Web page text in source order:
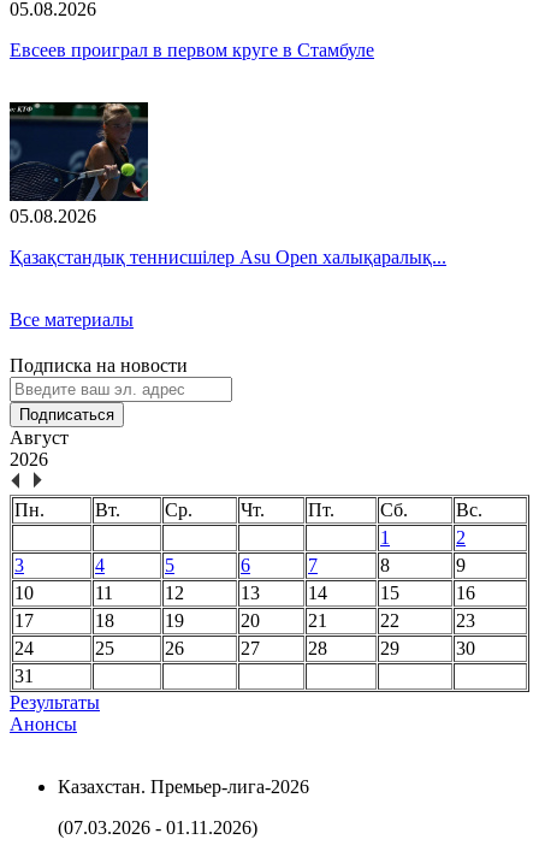
05.08.2026
Евсеев проиграл в первом круге в Стамбуле
05.08.2026
Қазақстандық теннисшілер Asu Open халықаралық...
Все материалы
Подписка на новости
Подписаться
Август
2026
Пн. Вт. Ср. Чт. Пт. Сб.
Вс.
1
2
3
4 5 6 7 8
9
10
11 12 13 14 15
16
17
18 19 20 21 22
23
24
25 26 27 28 29
30
31
Результаты
Анонсы
Казахстан. Премьер-лига-2026
(07.03.2026 - 01.11.2026)